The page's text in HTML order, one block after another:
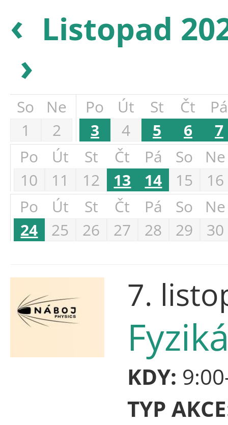
‹ Listopad
›
So
Ne
1
2
Po Út St Čt
Pá
3
4 5 6
7
Po
Út St Čt Pá So
Ne
10
11 12 13 14 15
16
Po
Út St Čt Pá So
Ne
24
25 26 27 28 29 30
7.
KDY:
TYP